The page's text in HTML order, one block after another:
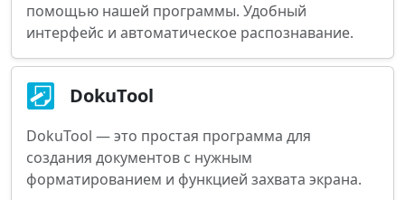
помощью нашей программы. Удобный
интерфейс и автоматическое распознавание.
DokuTool
DokuTool — это простая программа для
создания документов с нужным
форматированием и функцией захвата экрана.